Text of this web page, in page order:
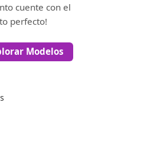
cuente con el
perfecto!
Modelos